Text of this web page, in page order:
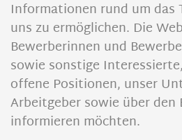
Informationen rund um das
uns zu ermöglichen. Die
Bewerberinnen und
sowie sonstige
offene Positionen, unser
Arbeitgeber sowie über den
informieren möchten.